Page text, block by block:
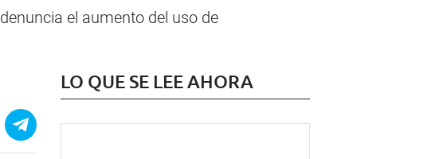
el aumento del uso de
LO QUE SE LEE AHORA